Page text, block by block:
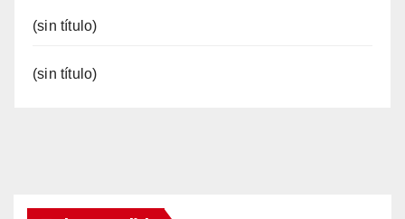
(sin título)
(sin título)